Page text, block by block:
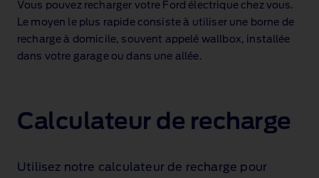
Vous pouvez recharger votre Ford électrique chez vous.
Le moyen le plus rapide consiste à utiliser une borne de
recharge à domicile, souvent appelé wallbox, installée
dans votre garage ou dans une allée.
Calculateur de recharge
Utilisez notre calculateur de recharge pour